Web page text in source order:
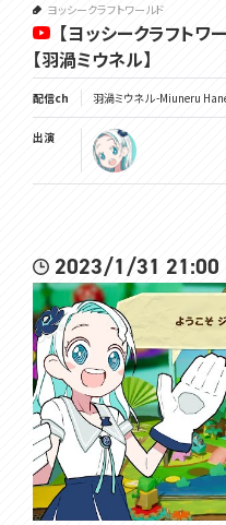
ヨッシークラフトワールド
【ヨッシークラフト
【羽渦ミウネル】
配信ch 羽渦ミウネル -Miuneru
出演
2023/1/31 21:00